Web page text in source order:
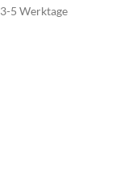
3-5 Werktage